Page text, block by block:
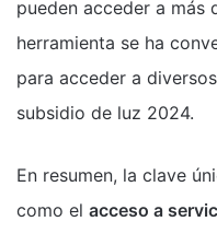
pueden acceder a más
herramienta se ha
para acceder a
subsidio de luz 2024.
En resumen, la clave
como el acceso a